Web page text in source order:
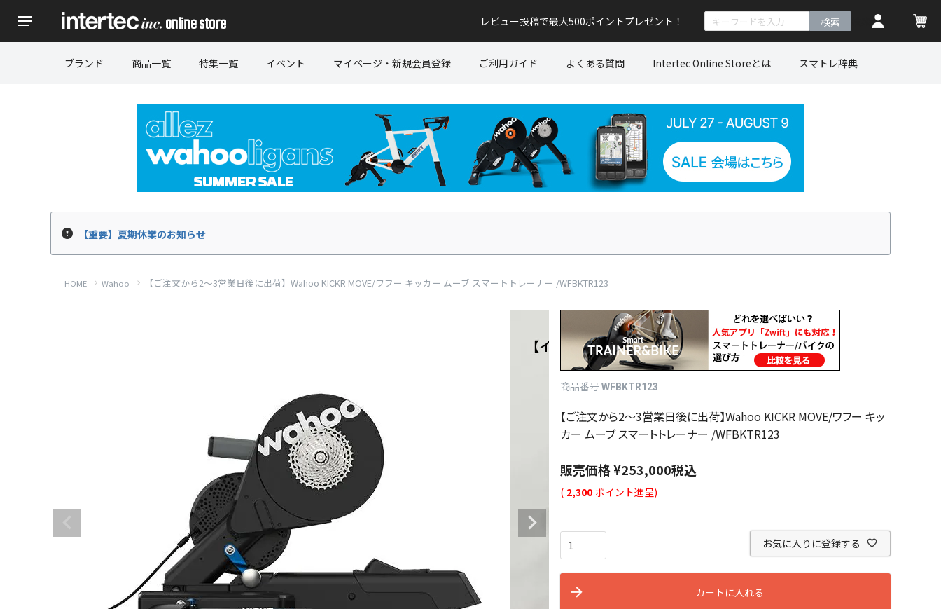
レビュー投稿で最大500ポイントプレゼント！
ブランド 商品一覧 特集一覧 イベント マイページ・新規会員登録 ご利用ガイド よくある質問 Intertec Online Storeとは スマトレ辞典
【重要】夏期休業のお知らせ
HOME Wahoo 【ご注文から2～3営業日後に出荷】Wahoo KICKR MOVE/ワフー キッカー ムーブ スマートトレーナー /WFBKTR123
商品番号 WFBKTR123
【ご注文から2～3営業日後に出荷】Wahoo KICKR MOVE/ワフー キッ
カー ムーブ スマートトレーナー /WFBKTR123
販売価格¥253,000税込
( 2,300 ポイント進呈)
お気に入りに登録する
カートに入れる